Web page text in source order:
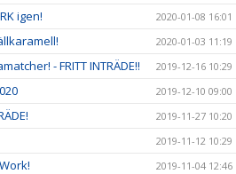
igen! 2020-01-08 16:01
2020-01-03 11:19
- FRITT INTRÄDE!! 2019-12-16 10:29
2019-12-10 09:00
2019-11-27 10:20
2019-11-12 10:29
2019-11-04 12:46